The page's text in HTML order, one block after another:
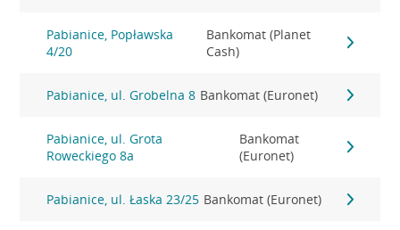
Pabianice, Popławska
4/20
Bankomat (Planet
Cash)
Pabianice, ul. Grobelna 8 Bankomat (Euronet)
Pabianice, ul. Grota
Roweckiego 8a
Bankomat
(Euronet)
Pabianice, ul. Łaska 23/25 Bankomat (Euronet)